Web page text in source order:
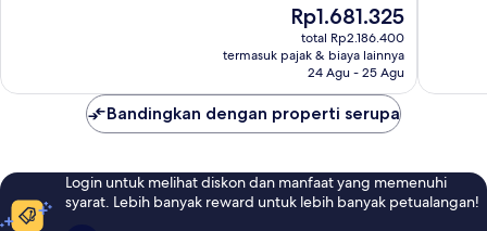
Harga
sekarang
Rp1.681.325
Rp1.681.325
total Rp2.186.400
termasuk pajak & biaya lainnya
24 Agu - 25 Agu
Bandingkan dengan properti serupa
Login untuk melihat diskon dan manfaat yang memenuhi
syarat. Lebih banyak reward untuk lebih banyak petualangan!